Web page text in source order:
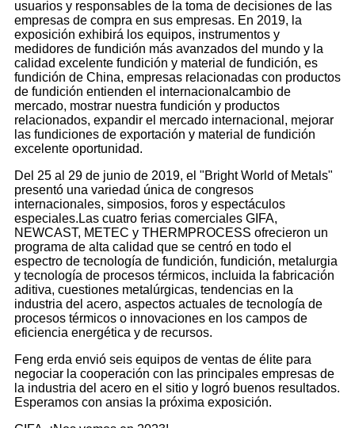
usuarios y responsables de la toma de decisiones de las
empresas de compra en sus empresas. En 2019, la
exposición exhibirá los equipos, instrumentos y
medidores de fundición más avanzados del mundo y la
calidad excelente fundición y material de fundición, es
fundición de China, empresas relacionadas con productos
de fundición entienden el internacionalcambio de
mercado, mostrar nuestra fundición y productos
relacionados, expandir el mercado internacional, mejorar
las fundiciones de exportación y material de fundición
excelente oportunidad.
Del 25 al 29 de junio de 2019, el "Bright World of Metals"
presentó una variedad única de congresos
internacionales, simposios, foros y espectáculos
especiales.Las cuatro ferias comerciales GIFA,
NEWCAST, METEC y THERMPROCESS ofrecieron un
programa de alta calidad que se centró en todo el
espectro de tecnología de fundición, fundición, metalurgia
y tecnología de procesos térmicos, incluida la fabricación
aditiva, cuestiones metalúrgicas, tendencias en la
industria del acero, aspectos actuales de tecnología de
procesos térmicos o innovaciones en los campos de
eficiencia energética y de recursos.
Feng erda envió seis equipos de ventas de élite para
negociar la cooperación con las principales empresas de
la industria del acero en el sitio y logró buenos resultados.
Esperamos con ansias la próxima exposición.